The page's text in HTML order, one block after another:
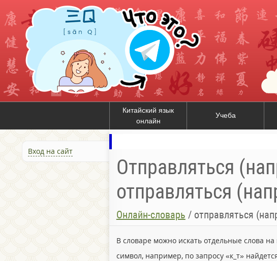
Китайский язык
онлайн
Учеба
Вход на сайт
Отправляться
отправляться
Онлайн-словарь / отправляться
В словаре можно искать отдельные слова
символ, например, по запросу «к_т»